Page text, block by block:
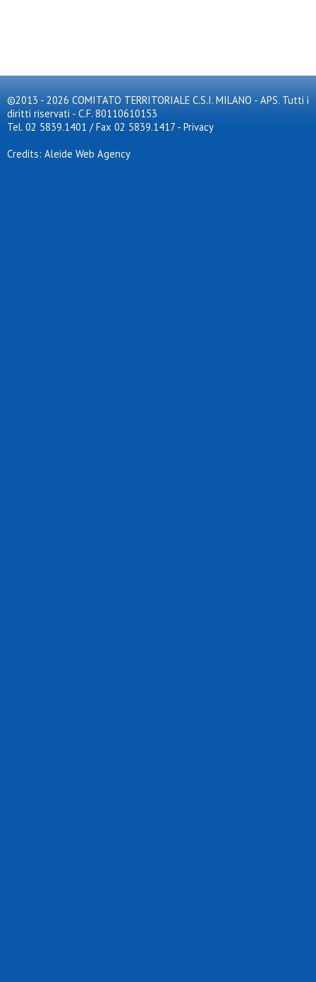
©2013 - 2026 COMITATO TERRITORIALE C.S.I. MILANO - APS. Tutti i
diritti riservati - C.F. 80110610153
Tel. 02 5839.1401 / Fax 02 5839.1417 - Privacy
Credits: Aleide Web Agency